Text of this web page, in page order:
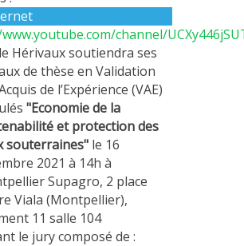
HAL
VIDÉO
channel/
Hérivaux soutiendra ses
de thèse en Validation
de l’Expérience (VAE)
"Economie de la
et protection des
souterraines" le 16
2021 à 14h à
Supagro, 2 place
Viala (Montpellier),
11 salle 104
le jury composé de :